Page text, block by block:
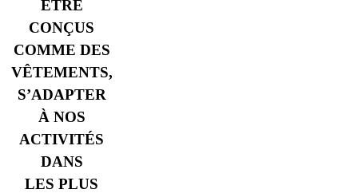
ÊTRE
CONÇUS
COMME DES
VÊTEMENTS,
S’ADAPTER
À NOS
ACTIVITÉS
DANS
LES PLUS